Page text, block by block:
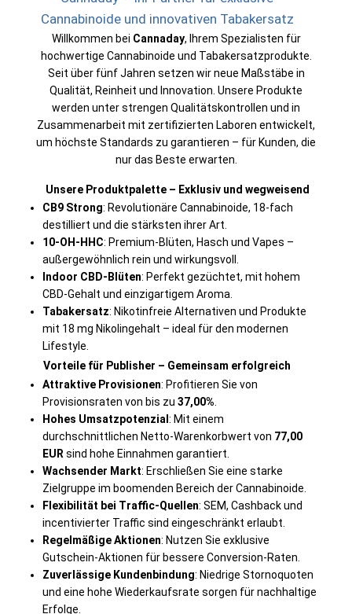
Cannabinoide und innovativen Tabakersatz
Willkommen bei Cannaday, Ihrem Spezialisten für
hochwertige Cannabinoide und Tabakersatzprodukte.
Seit über fünf Jahren setzen wir neue Maßstäbe in
Qualität, Reinheit und Innovation. Unsere Produkte
werden unter strengen Qualitätskontrollen und in
Zusammenarbeit mit zertifizierten Laboren entwickelt,
um höchste Standards zu garantieren – für Kunden, die
nur das Beste erwarten.
Unsere Produktpalette – Exklusiv und wegweisend
CB9 Strong: Revolutionäre Cannabinoide, 18-fach
destilliert und die stärksten ihrer Art.
10-OH-HHC: Premium-Blüten, Hasch und Vapes –
außergewöhnlich rein und wirkungsvoll.
Indoor CBD-Blüten: Perfekt gezüchtet, mit hohem
CBD-Gehalt und einzigartigem Aroma.
Tabakersatz: Nikotinfreie Alternativen und Produkte
mit 18 mg Nikolingehalt – ideal für den modernen
Lifestyle.
Vorteile für Publisher – Gemeinsam erfolgreich
Attraktive Provisionen: Profitieren Sie von
Provisionsraten von bis zu 37,00%
Hohes Umsatzpotenzial : Mit einem
durchschnittlichen Netto-Warenkorbwert von 77,00
EUR sind hohe Einnahmen garantiert.
Wachsender Markt: Erschließen Sie eine starke
Zielgruppe im boomenden Bereich der Cannabinoide.
Flexibilität bei Traffic-Quellen: SEM, Cashback und
incentivierter Traffic sind eingeschränkt erlaubt.
Regelmäßige Aktionen: Nutzen Sie exklusive
Gutschein-Aktionen für bessere Conversion-Raten.
Zuverlässige Kundenbindung: Niedrige Stornoquoten
und eine hohe Wiederkaufsrate sorgen für nachhaltige
Erfolge.